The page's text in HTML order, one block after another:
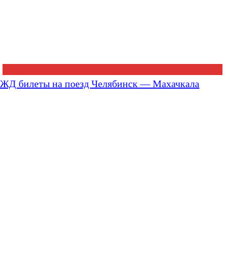
ЖД билеты на поезд Челябинск — Махачкала